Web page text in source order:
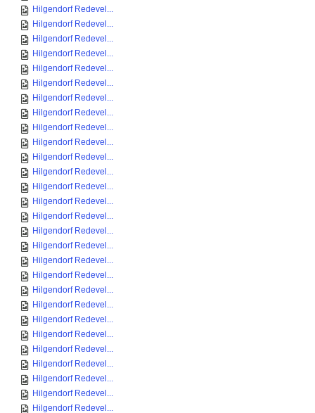
Hilgendorf Redevel...
Hilgendorf Redevel...
Hilgendorf Redevel...
Hilgendorf Redevel...
Hilgendorf Redevel...
Hilgendorf Redevel...
Hilgendorf Redevel...
Hilgendorf Redevel...
Hilgendorf Redevel...
Hilgendorf Redevel...
Hilgendorf Redevel...
Hilgendorf Redevel...
Hilgendorf Redevel...
Hilgendorf Redevel...
Hilgendorf Redevel...
Hilgendorf Redevel...
Hilgendorf Redevel...
Hilgendorf Redevel...
Hilgendorf Redevel...
Hilgendorf Redevel...
Hilgendorf Redevel...
Hilgendorf Redevel...
Hilgendorf Redevel...
Hilgendorf Redevel...
Hilgendorf Redevel...
Hilgendorf Redevel...
Hilgendorf Redevel...
Hilgendorf Redevel...